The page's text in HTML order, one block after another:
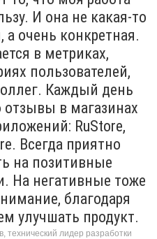
И она не какая-то
а очень конкретная.
в метриках,
пользователей,
Каждый день
в магазинах
RuStore,
Всегда приятно
на позитивные
На негативные тоже
благодаря
улучшать продукт.
технический лидер разработки